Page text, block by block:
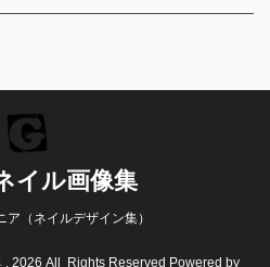
イル画像集
ア（ネイルデザイン集）
, 2026 All Rights Reserved Powered by